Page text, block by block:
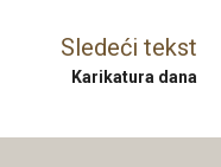
Sledeći tekst
Karikatura dana